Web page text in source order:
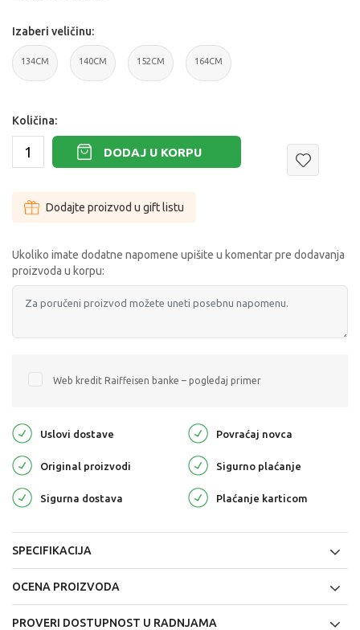
Izaberi veličinu:
134CM 140CM 152CM 164CM
Količina:
DODAJ U KORPU
Dodajte proizvod u gift listu
Ukoliko imate dodatne napomene upišite u komentar pre dodavanja
proizvoda u korpu:
Web kredit Raiffeisen banke – pogledaj primer
Uslovi dostave Povraćaj novca
Original proizvodi Sigurno plaćanje
Sigurna dostava Plaćanje karticom
SPECIFIKACIJA
OCENA PROIZVODA
PROVERI DOSTUPNOST U RADNJAMA